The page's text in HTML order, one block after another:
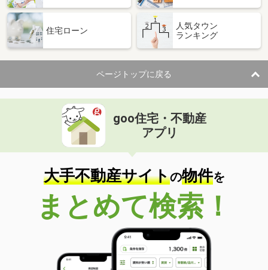
住宅ローン
人気タウン
ランキング
ページトップに戻る
goo住宅・不動産
アプリ
大手不動産サイトの物件を
まとめて検索！